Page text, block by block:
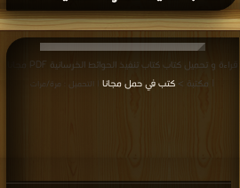
| مكتبة > كتب في حمل مجانا| التحميل : مرة/مرات